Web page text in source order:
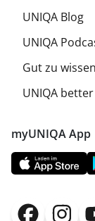
myUNIQA App
UNIQA Blog
UNIQA
Gut zu
UNIQA